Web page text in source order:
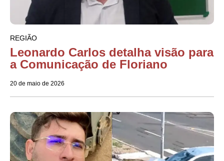
REGIÃO
Leonardo Carlos detalha visão para
a Comunicação de Floriano
20 de maio de 2026